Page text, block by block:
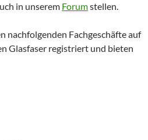
in unserem Forumstellen.
nachfolgenden Fachgeschäfte auf
Glasfaser registriert und bieten